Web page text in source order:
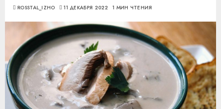
ROSSTAL_IZHO 11 ДЕКАБРЯ 2022 1 МИН ЧТЕНИЯ